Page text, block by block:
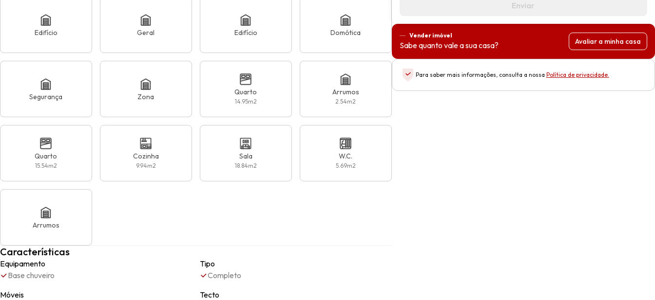
Edifício Geral Edifício Domótica
Segurança Zona
Quarto
14.95m2
Arrumos
2.54m2
Quarto
15.54m2
Cozinha
9.94m2
Sala
18.84m2
W.C.
5.69m2
Arrumos
Características
Equipamento
Base chuveiro
Tipo
Completo
Móveis
Tecto
Enviar
Vender imóvel
Sabe quanto vale a sua casa? Avaliar a minha casa
Para saber mais informações, consulta a nossa Política de privacidade.